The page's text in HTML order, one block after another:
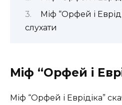
Міф “Орфей і
слухати
Міф “Орфей і
Міф “Орфей і Еврідіка”